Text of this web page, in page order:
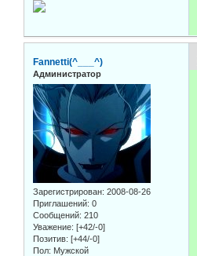
Fannetti(^___^)
Администратор
Зарегистрирован: 2008-08-26
Приглашений: 0
Сообщений: 210
Уважение: [+42/-0]
Позитив: [+44/-0]
Пол: Мужской